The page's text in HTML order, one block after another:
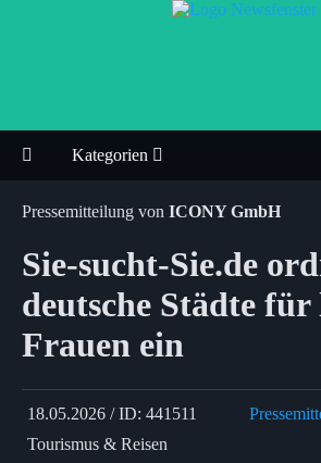
Kategorien
Pressemitteilung von ICONY GmbH
Sie-sucht-Sie.de
deutsche Städte für
Frauen ein
18.05.2026 / ID: 441511
Tourismus & Reisen